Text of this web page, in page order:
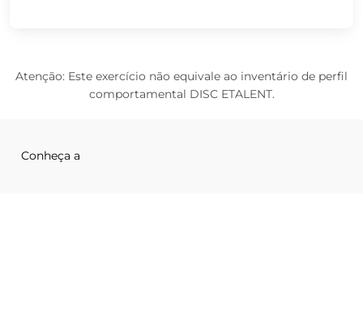
Atenção: Este exercício não equivale ao inventário de perfil
comportamental DISC ETALENT.
Conheça a